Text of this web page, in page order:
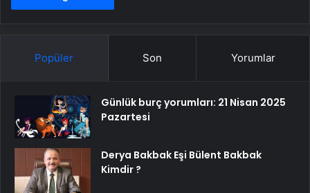
Popüler Son Yorumlar
Günlük burç yorumları: 21 Nisan 2025
Pazartesi
Derya Bakbak Eşi Bülent Bakbak
Kimdir ?